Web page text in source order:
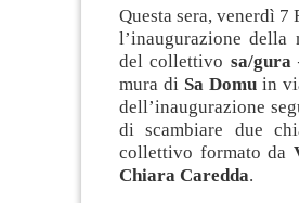
Questa sera, venerdì
l’inaugurazione della
del collettivo sa/
mura di Sa Domu in
dell’inaugurazione
di scambiare due
collettivo formato da
Chiara Caredda.